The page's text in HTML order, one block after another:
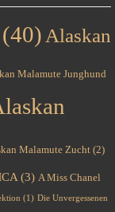
(40) Alaskan
Malamute Junghund
Malamute Zucht (2)
(3) A Miss Chanel
(1) Die Unvergessenen